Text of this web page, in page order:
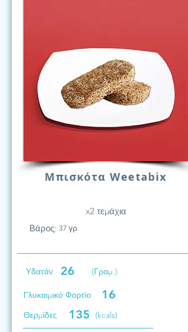
Μπισκότα Weetabix
x2 τεμάχια
Βάρος: 37 γρ.
Υδατάν. 26 (Γραμ.)
Γλυκαιμικό Φορτίο 16
Θερμίδες 135 (kcals)